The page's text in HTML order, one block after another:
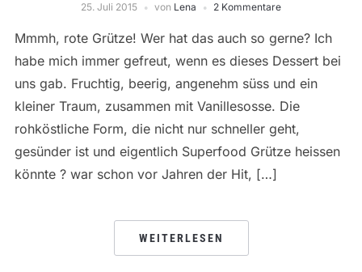
25. Juli 2015 von Lena 2 Kommentare
Mmmh, rote Grütze! Wer hat das auch so gerne? Ich
habe mich immer gefreut, wenn es dieses Dessert bei
uns gab. Fruchtig, beerig, angenehm süss und ein
kleiner Traum, zusammen mit Vanillesosse. Die
rohköstliche Form, die nicht nur schneller geht,
gesünder ist und eigentlich Superfood Grütze heissen
könnte ? war schon vor Jahren der Hit, […]
WEITERLESEN